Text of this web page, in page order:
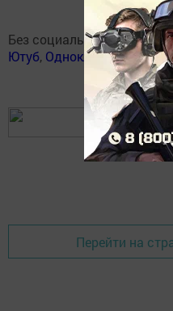
Без социаль челтәрләрдә:
Ютуб, Одноклассники,
Перейти на